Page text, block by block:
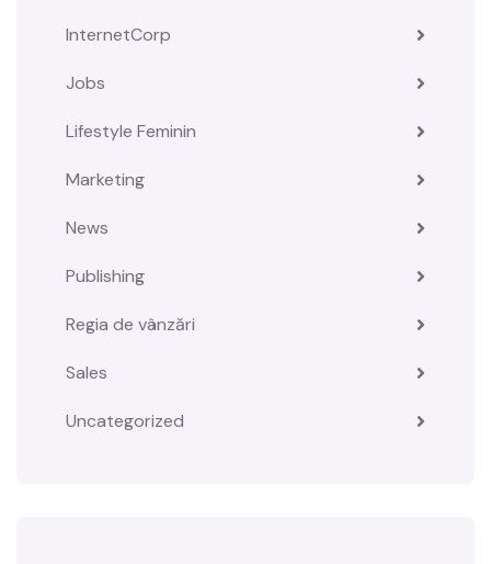
InternetCorp
Jobs
Lifestyle Feminin
Marketing
News
Publishing
Regia de vânzări
Sales
Uncategorized